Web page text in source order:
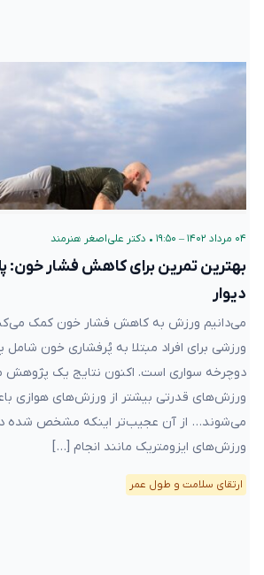
۰۴ مرداد ۱۴۰۲ – ۱۹:۵۰ • دکتر علی‌اصغر هنرمند
بهترین تمرین‌ برای کاهش فشار خون:
دیوار
می‌دانیم ورزش به کاهش فشار خون کمک
ورزشی برای افراد مبتلا به پُرفشاری خون شامل
دوچرخه سواری است. اکنون نتایج یک پژوهش
ورزش‌های قدرتی بیشتر از ورزش‌های هوازی
می‌شوند… از آن عجیب‌تر اینکه مشخص شده
ورزش‌های ایزومتریک مانند انجام […]
ارتقای سلامت و طول عمر